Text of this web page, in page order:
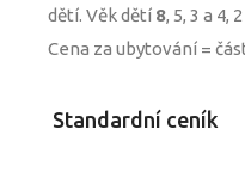
dětí. Věk dětí 8, 5, 3 a 4,
Cena za ubytování =
Standardní ceník